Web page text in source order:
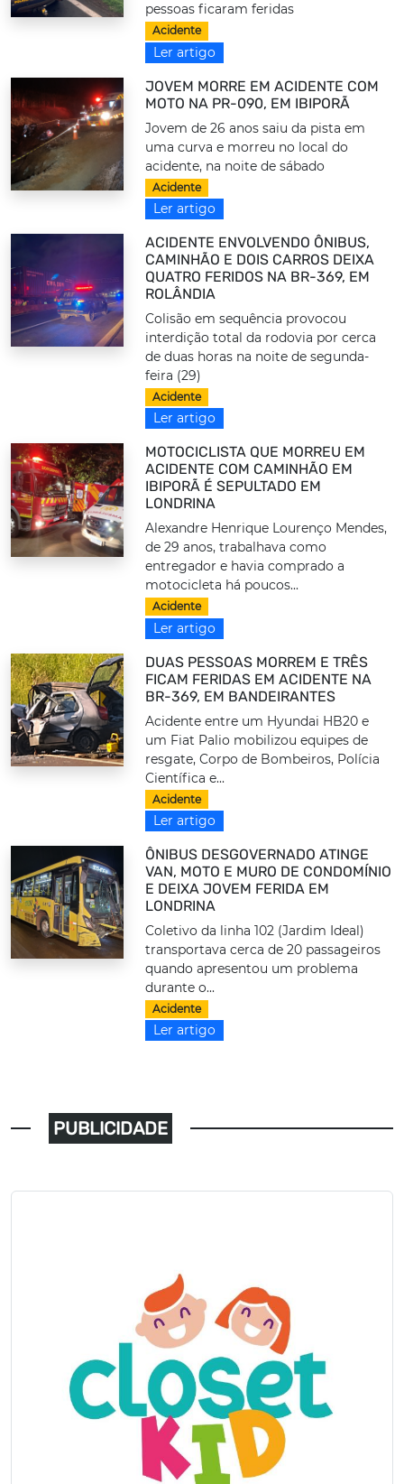
pessoas ficaram feridas
Acidente
Ler artigo
JOVEM MORRE EM ACIDENTE COM
MOTO NA PR-090, EM IBIPORÃ
Jovem de 26 anos saiu da pista em
uma curva e morreu no local do
acidente, na noite de sábado
Acidente
Ler artigo
ACIDENTE ENVOLVENDO ÔNIBUS,
CAMINHÃO E DOIS CARROS DEIXA
QUATRO FERIDOS NA BR-369, EM
ROLÂNDIA
Colisão em sequência provocou
interdição total da rodovia por cerca
de duas horas na noite de segunda-
feira (29)
Acidente
Ler artigo
MOTOCICLISTA QUE MORREU EM
ACIDENTE COM CAMINHÃO EM
IBIPORÃ É SEPULTADO EM
LONDRINA
Alexandre Henrique Lourenço Mendes,
de 29 anos, trabalhava como
entregador e havia comprado a
motocicleta há poucos...
Acidente
Ler artigo
DUAS PESSOAS MORREM E TRÊS
FICAM FERIDAS EM ACIDENTE NA
BR-369, EM BANDEIRANTES
Acidente entre um Hyundai HB20 e
um Fiat Palio mobilizou equipes de
resgate, Corpo de Bombeiros, Polícia
Científica e...
Acidente
Ler artigo
ÔNIBUS DESGOVERNADO ATINGE
VAN, MOTO E MURO DE CONDOMÍNIO
E DEIXA JOVEM FERIDA EM
LONDRINA
Coletivo da linha 102 (Jardim Ideal)
transportava cerca de 20 passageiros
quando apresentou um problema
durante o...
Acidente
Ler artigo
PUBLICIDADE